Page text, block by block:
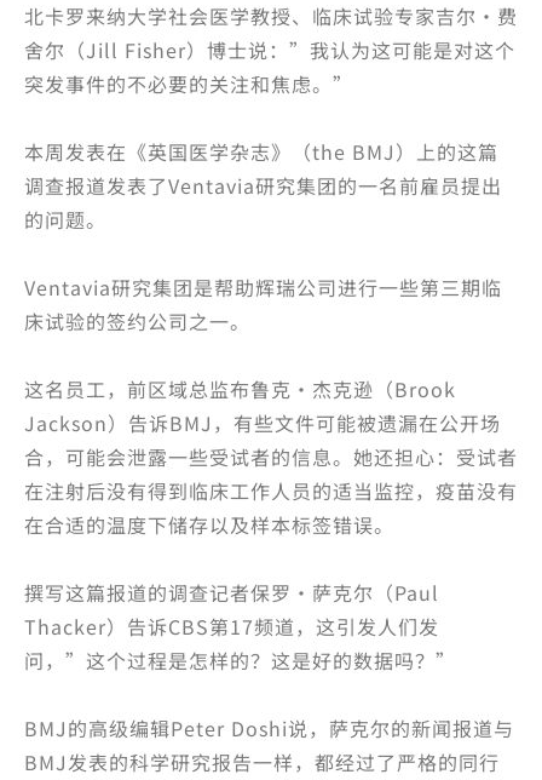
北卡罗来纳大学社会医学教授、临床试验专家吉尔·费
舍尔（Jill Fisher）博士说：”我认为这可能是对这个
突发事件的不必要的关注和焦虑。”
本周发表在《英国医学杂志》（the BMJ）上的这篇
调查报道发表了Ventavia研究集团的一名前雇员提出
的问题。
Ventavia研究集团是帮助辉瑞公司进行一些第三期临
床试验的签约公司之一。
这名员工，前区域总监布鲁克·杰克逊（Brook
Jackson）告诉BMJ，有些文件可能被遗漏在公开场
合，可能会泄露一些受试者的信息。她还担心：受试者
在注射后没有得到临床工作人员的适当监控，疫苗没有
在合适的温度下储存以及样本标签错误。
撰写这篇报道的调查记者保罗·萨克尔（Paul
Thacker）告诉CBS第17频道，这引发人们发
问，”这个过程是怎样的？这是好的数据吗？”
BMJ的高级编辑Peter Doshi说，萨克尔的新闻报道与
BMJ发表的科学研究报告一样，都经过了严格的同行